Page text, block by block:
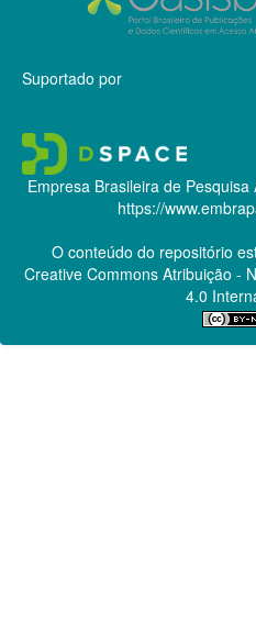
Suportado por
Empresa Brasileira de
https://
O conteúdo do repositório
Creative CommonsAtribuição -
4.0